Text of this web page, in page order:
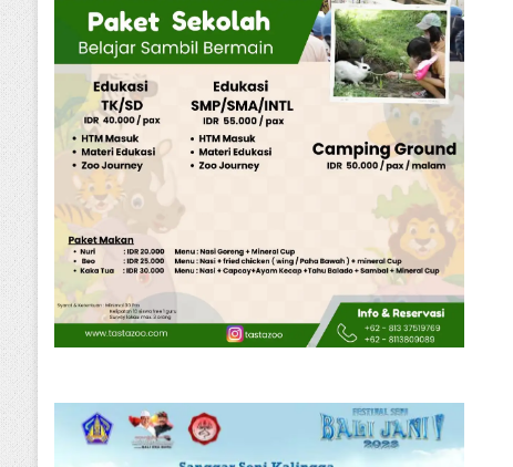
Nasional
Minggu, 03 Mei 2026
Ketum SMSI: Mendirikan
Pers Hak Fundamental